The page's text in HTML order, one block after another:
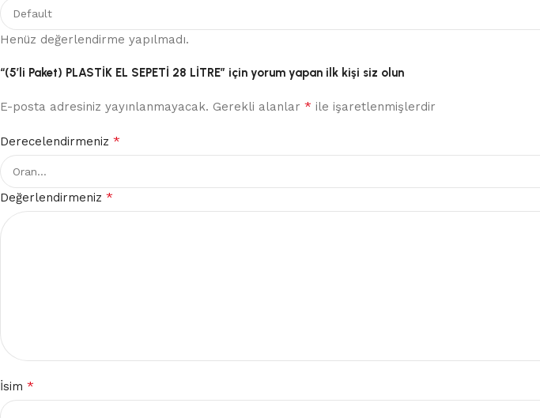
Henüz değerlendirme yapılmadı.
“(5’li Paket) PLASTİK EL SEPETİ 28 LİTRE” için yorum yapan ilk kişi siz olun
E-posta adresiniz yayınlanmayacak. Gerekli alanlar * ile işaretlenmişlerdir
Derecelendirmeniz *
Değerlendirmeniz *
İsim *